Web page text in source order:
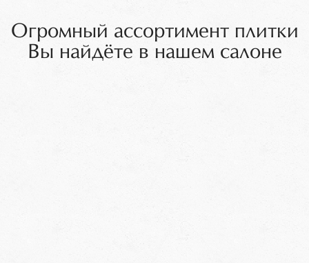
Огромный ассортимент плитки
Вы найдёте в нашем салоне